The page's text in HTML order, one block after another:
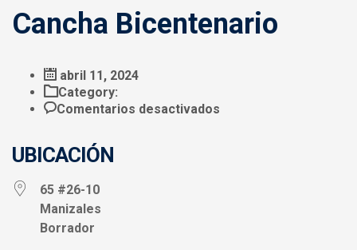
Cancha Bicentenario
abril 11, 2024
Category:
Comentarios desactivados
UBICACIÓN
65 #26-10
Manizales
Borrador